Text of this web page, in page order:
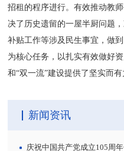
招租的程序进行。有效推动教
决了历史遗留的一屋半厨问题
补贴工作等涉及民生事宜，做
为核心任务，以扎实有效做好
和“双一流”建设提供了坚实而有
新闻资讯
庆祝中国共产党成立105周